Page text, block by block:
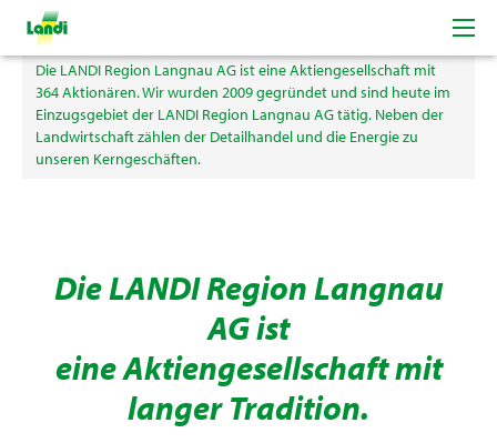
Willkommen bei der LANDI Region Langnau AG
Die LANDI Region Langnau AG ist eine Aktiengesellschaft mit
364 Aktionären. Wir wurden 2009 gegründet und sind heute im
Einzugsgebiet der LANDI Region Langnau AG tätig. Neben der
Landwirtschaft zählen der Detailhandel und die Energie zu
unseren Kerngeschäften.
Die LANDI Region Langnau
AG ist
eine Aktiengesellschaft mit
langer Tradition.